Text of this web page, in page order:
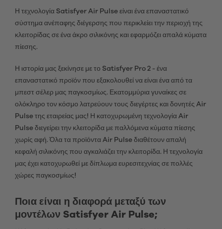
Η τεχνολογία Satisfyer Air Pulse είναι ένα επαναστατικό
σύστημα ανέπαφης διέγερσης που περικλείει την περιοχή της
κλειτορίδας σε ένα άκρο σιλικόνης και εφαρμόζει απαλά κύματα
πίεσης.
Η ιστορία μας ξεκίνησε με το Satisfyer Pro 2 - ένα
επαναστατικό προϊόν που εξακολουθεί να είναι ένα από τα
μπεστ σέλερ μας παγκοσμίως. Εκατομμύρια γυναίκες σε
ολόκληρο τον κόσμο λατρεύουν τους διεγέρτες και δονητές Air
Pulse της εταιρείας μας! Η κατοχυρωμένη τεχνολογία Air
Pulse διεγείρει την κλειτορίδα με παλλόμενα κύματα πίεσης
χωρίς αφή. Όλα τα προϊόντα Air Pulse διαθέτουν απαλή
κεφαλή σιλικόνης που αγκαλιάζει την κλειτορίδα. Η τεχνολογία
μας έχει κατοχυρωθεί με δίπλωμα ευρεσιτεχνίας σε πολλές
χώρες παγκοσμίως!
Ποια είναι η διαφορά μεταξύ των
μοντέλων Satisfyer Air Pulse;